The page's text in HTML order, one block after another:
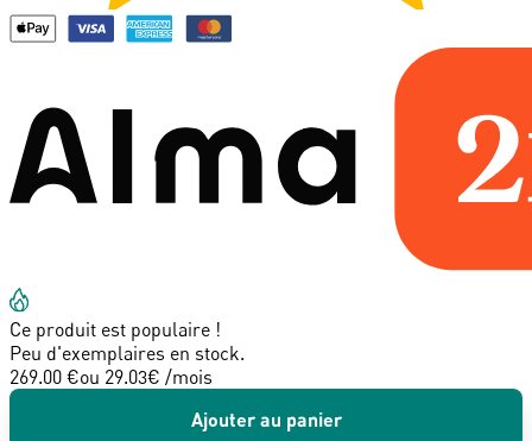
Ce produit est populaire !
Peu d'exemplaires en stock.
269.00 €ou 29.03€ /mois
Ajouter au panier